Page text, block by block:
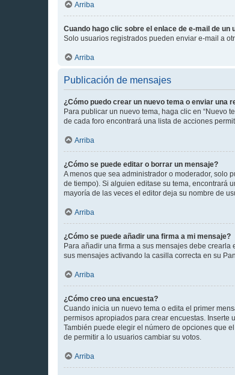
Arriba
Cuando hago clic sobre el enlace de e-mail de un
Solo usuarios registrados pueden enviar e-mail a
Arriba
Publicación de mensajes
¿Cómo puedo crear un nuevo tema o enviar una
Para publicar un nuevo tema, haga clic en “Nuevo
de cada foro encontrará una lista de acciones
Arriba
¿Cómo se puede editar o borrar un mensaje?
A menos que sea administrador o moderador, solo
de tiempo). Si alguien editase su tema, encontrará
mayoría de las veces el editor deja su nombre de
Arriba
¿Cómo se puede añadir una firma a mi mensaje?
Para añadir una firma a sus mensajes debe
sus mensajes activando la casilla correcta en su
Arriba
¿Cómo creo una encuesta?
Cuando inicia un nuevo tema o edita el primer
permisos apropiados para crear encuestas.
También puede elegir el número de opciones que
de permitir a lo usuarios cambiar su votos.
Arriba